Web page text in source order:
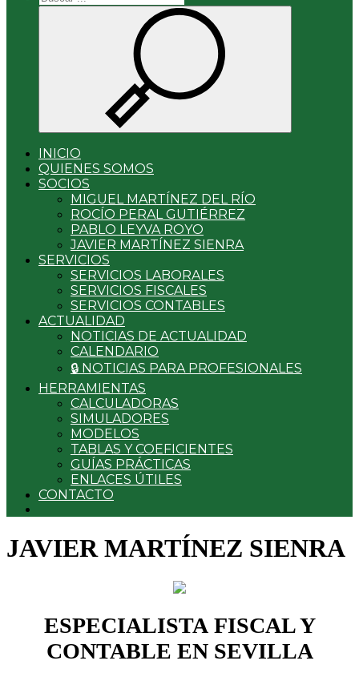
INICIO
QUIENES SOMOS
SOCIOS
MIGUEL MARTÍNEZ DEL RÍO
ROCÍO PERAL GUTIÉRREZ
PABLO LEYVA ROYO
JAVIER MARTÍNEZ SIENRA
SERVICIOS
SERVICIOS LABORALES
SERVICIOS FISCALES
SERVICIOS CONTABLES
ACTUALIDAD
NOTICIAS DE ACTUALIDAD
CALENDARIO
🔒 NOTICIAS PARA PROFESIONALES
HERRAMIENTAS
CALCULADORAS
SIMULADORES
MODELOS
TABLAS Y COEFICIENTES
GUÍAS PRÁCTICAS
ENLACES ÚTILES
CONTACTO
JAVIER MARTÍNEZ SIENRA
ESPECIALISTA FISCAL Y
CONTABLE EN SEVILLA